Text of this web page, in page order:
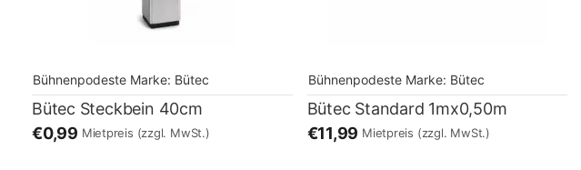
Bühnenpodeste Marke: Bütec
Bütec Steckbein 40cm
€0,99 Mietpreis (zzgl. MwSt.)
Bühnenpodeste Marke: Bütec
Bütec Standard 1mx0,50m
€11,99 Mietpreis (zzgl. MwSt.)